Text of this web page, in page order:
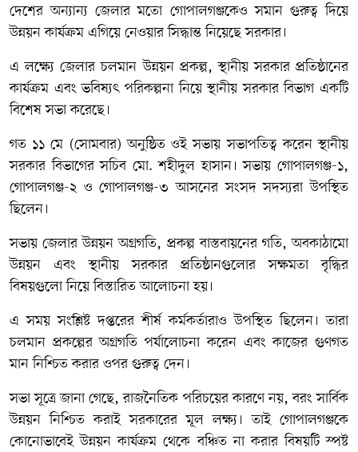
দেশের অন্যান্য জেলার মতো গোপালগঞ্জকেও সমান গুরুত্ব দিয়ে
উন্নয়ন কার্যক্রম এগিয়ে নেওয়ার সিদ্ধান্ত নিয়েছে সরকার।
এ লক্ষ্যে জেলার চলমান উন্নয়ন প্রকল্প, স্থানীয় সরকার প্রতিষ্ঠানের
কার্যক্রম এবং ভবিষ্যৎ পরিকল্পনা নিয়ে স্থানীয় সরকার বিভাগ একটি
বিশেষ সভা করেছে।
গত ১১ মে (সোমবার) অনুষ্ঠিত ওই সভায় সভাপতিত্ব করেন স্থানীয়
সরকার বিভাগের সচিব মো. শহীদুল হাসান। সভায় গোপালগঞ্জ-১,
গোপালগঞ্জ-২ ও গোপালগঞ্জ-৩ আসনের সংসদ সদস্যরা উপস্থিত
ছিলেন।
সভায় জেলার উন্নয়ন অগ্রগতি, প্রকল্প বাস্তবায়নের গতি, অবকাঠামো
উন্নয়ন এবং স্থানীয় সরকার প্রতিষ্ঠানগুলোর সক্ষমতা বৃদ্ধির
বিষয়গুলো নিয়ে বিস্তারিত আলোচনা হয়।
এ সময় সংশ্লিষ্ট দপ্তরের শীর্ষ কর্মকর্তারাও উপস্থিত ছিলেন। তারা
চলমান প্রকল্পের অগ্রগতি পর্যালোচনা করেন এবং কাজের গুণগত
মান নিশ্চিত করার ওপর গুরুত্ব দেন।
সভা সূত্রে জানা গেছে, রাজনৈতিক পরিচয়ের কারণে নয়, বরং সার্বিক
উন্নয়ন নিশ্চিত করাই সরকারের মূল লক্ষ্য। তাই গোপালগঞ্জকে
কোনোভাবেই উন্নয়ন কার্যক্রম থেকে বঞ্চিত না করার বিষয়টি স্পষ্ট